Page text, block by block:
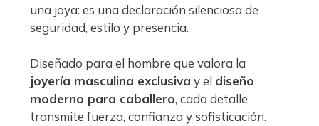
una joya: es una declaración silenciosa de
seguridad, estilo y presencia.
Diseñado para el hombre que valora la
joyería masculina exclusiva y el diseño
moderno para caballero, cada detalle
transmite fuerza, confianza y sofisticación.